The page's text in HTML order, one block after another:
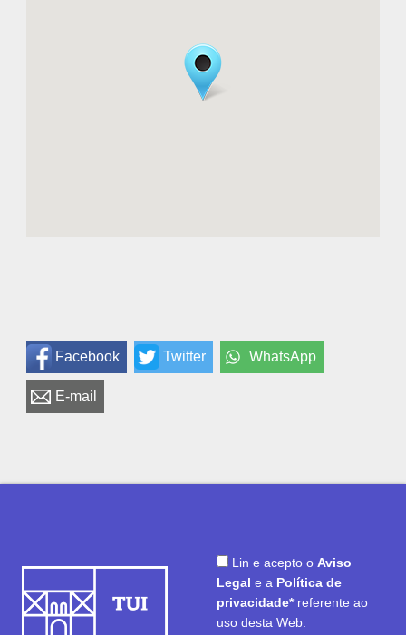
Facebook Twitter WhatsApp
E-mail
Lin e acepto o Aviso
Legal e a Política de
privacidade* referente ao
uso desta Web.